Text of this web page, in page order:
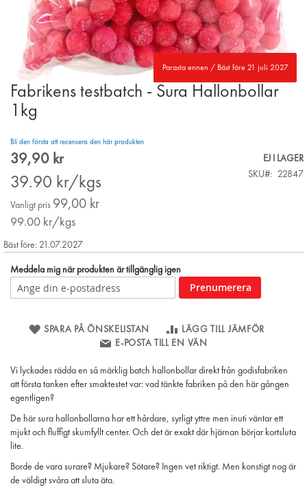
Parasta ennen / Bäst före 21 juli 2027
Skip
to
the
of
the
gallery
Fabrikens testbatch - Sura Hallonbollar
1kg
Bli den första att recensera den här produkten
Special
39,90 kr
39.90 kr/kgs
Vanligt pris 99,00 kr
99.00 kr/kgs
EJ I LAGER
SKU
22847
Bäst före: 21.07.2027
Meddela mig när produkten är tillgänglig igen
Prenumerera
SPARA PÅ ÖNSKELISTAN
LÄGG TILL JÄMFÖR
E-POSTA TILL EN VÄN
Vi lyckades rädda en så märklig batch hallonbollar direkt från godisfabriken
att första tanken efter smaktestet var: vad tänkte fabriken på den här gången
egentligen?
De här sura hallonbollarna har ett hårdare, syrligt yttre men inuti väntar ett
mjukt och fluffigt skumfyllt center. Och det är exakt där hjärnan börjar kortsluta
lite.
Borde de vara surare? Mjukare? Sötare? Ingen vet riktigt. Men konstigt nog är
de väldigt svåra att sluta äta.